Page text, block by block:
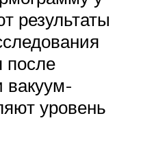
результаты
после
вакуум-
уровень